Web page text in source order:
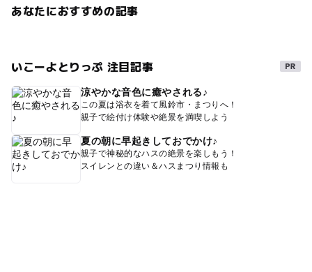
あなたにおすすめの記事
いこーよとりっぷ 注目記事
涼やかな音色に癒やされる♪
この夏は浴衣を着て風鈴市・まつりへ！
親子で絵付け体験や絶景を満喫しよう
夏の朝に早起きしておでかけ♪
親子で神秘的なハスの絶景を楽しもう！
スイレンとの違い＆ハスまつり情報も